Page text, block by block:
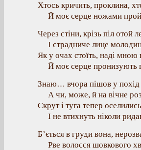
Хтось кричить, проклина,
Й моє серце ножами
Через стіни, крізь піл отой
І страдниче лице
Як у очах стоїть, наді мною
Й моє серце пронизують
Знаю… вчора пішов у похід
А чи, може, й на вічне
Скрут і туга тепер
І не втихнуть ніколи
Б’ється в груди вона,
Рве волосся шовкового